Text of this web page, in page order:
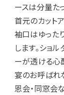
ースは分量た
首元のカット
袖口はゆった
します。ショ
ーが透ける心
宴のお呼ばれ
恩会・同窓会